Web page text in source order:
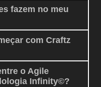
fazem no meu
com Craftz
o Agile
Infinity©?